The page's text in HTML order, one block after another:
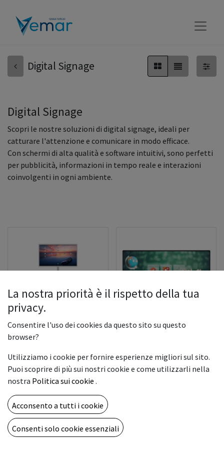
Digital Signage
Digital Signage
Scopri le nostre soluzioni di digital signage, ideali per
catturare l'attenzione e comunicare in modo efficace.
Con schermi di alta qualità e software intuitivi, sono perfetti
per pubblicità, informazioni in tempo reale e interazioni
coinvolgenti in ogni ambiente.
1.500,00€ 699,00€
La nostra priorità è il rispetto della tua
privacy.
Consentire l'uso dei cookies da questo sito su questo
browser?
Utilizziamo i cookie per fornire esperienze migliori sul sito.
Puoi scoprire di più sui nostri cookie e come utilizzarli nella
nostra Politica sui cookie .
Acconsento a tutti i cookie
Consenti solo cookie essenziali